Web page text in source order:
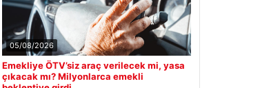
05/08/2026
Emekliye ÖTV’siz araç verilecek mi, yasa
çıkacak mı? Milyonlarca emekli